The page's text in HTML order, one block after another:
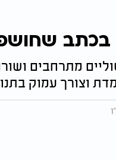
בכתב
מתרחבים
וצורך עמוק